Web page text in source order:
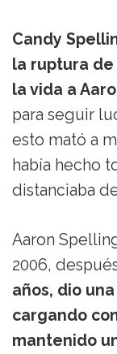
Candy
la ruptura
la vida a
para seguir
esto mató a
había hecho
distanciaba
Aaron
2006,
años, dio
cargando
mantenido